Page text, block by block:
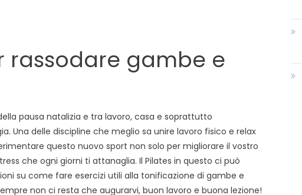
rassodare gambe e
pausa natalizia e tra lavoro, casa e soprattutto
Una delle discipline che meglio sa unire lavoro fisico e relax
questo nuovo sport non solo per migliorare il vostro
che ogni giorni ti attanaglia. Il Pilates in questo ci può
su come fare esercizi utili alla tonificazione di gambe e
non ci resta che augurarvi, buon lavoro e buona lezione!